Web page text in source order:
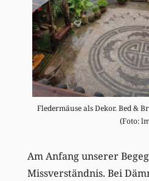
Fledermäuse als Dekor. Bed &
(Foto:
Am Anfang unserer
Missverständnis. Bei